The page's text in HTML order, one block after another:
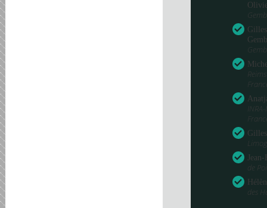
de
des